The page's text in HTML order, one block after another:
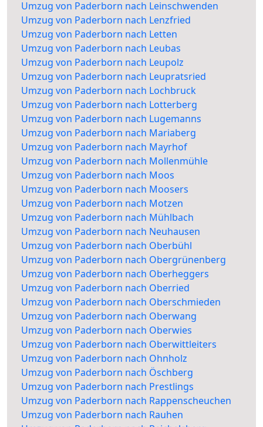
Umzug von Paderborn nach Leinschwenden
Umzug von Paderborn nach Lenzfried
Umzug von Paderborn nach Letten
Umzug von Paderborn nach Leubas
Umzug von Paderborn nach Leupolz
Umzug von Paderborn nach Leupratsried
Umzug von Paderborn nach Lochbruck
Umzug von Paderborn nach Lotterberg
Umzug von Paderborn nach Lugemanns
Umzug von Paderborn nach Mariaberg
Umzug von Paderborn nach Mayrhof
Umzug von Paderborn nach Mollenmühle
Umzug von Paderborn nach Moos
Umzug von Paderborn nach Moosers
Umzug von Paderborn nach Motzen
Umzug von Paderborn nach Mühlbach
Umzug von Paderborn nach Neuhausen
Umzug von Paderborn nach Oberbühl
Umzug von Paderborn nach Obergrünenberg
Umzug von Paderborn nach Oberheggers
Umzug von Paderborn nach Oberried
Umzug von Paderborn nach Oberschmieden
Umzug von Paderborn nach Oberwang
Umzug von Paderborn nach Oberwies
Umzug von Paderborn nach Oberwittleiters
Umzug von Paderborn nach Ohnholz
Umzug von Paderborn nach Öschberg
Umzug von Paderborn nach Prestlings
Umzug von Paderborn nach Rappenscheuchen
Umzug von Paderborn nach Rauhen